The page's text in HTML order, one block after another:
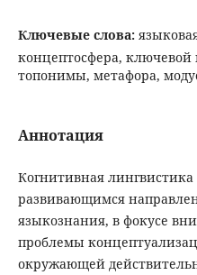
Ключевые слова:
концептосфера,
топонимы, метафора,
Аннотация
Когнитивная
развивающимся
языкознания, в фокусе
проблемы
окружающей